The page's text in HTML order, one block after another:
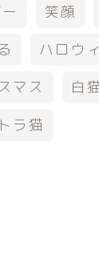
笑顔
ハロウ
マス 白
ラ猫